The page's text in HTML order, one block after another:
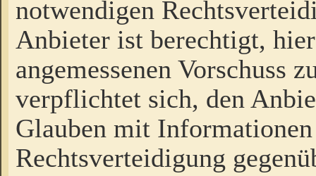
notwendigen
Anbieter ist berechtigt,
angemessenen Vorschuss
verpflichtet sich, den
Glauben mit
Rechtsverteidigung